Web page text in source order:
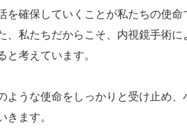
を確保していくことが私たちの使
、私たちだからこそ、内視鏡手術
と考えています。
ような使命をしっかりと受け止め
きます。